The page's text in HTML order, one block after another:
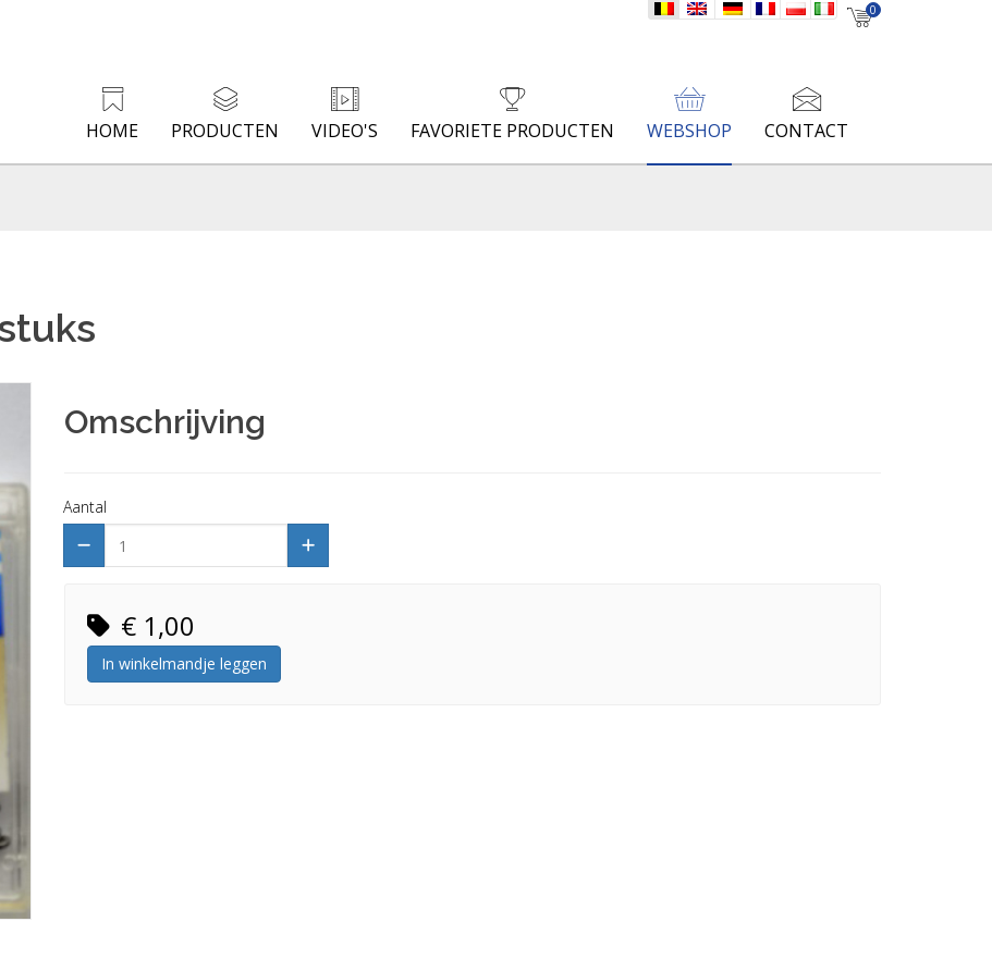
nl en de fr pl it 0
HOME PRODUCTEN VIDEO'S FAVORIETE PRODUCTEN WEBSHOP CONTACT
Omschrijving
Aantal
€ 1,00
In winkelmandje leggen